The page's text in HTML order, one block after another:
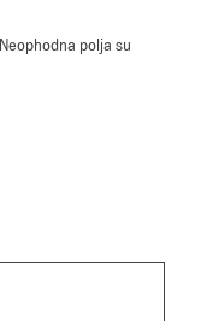
Neophodna polja su